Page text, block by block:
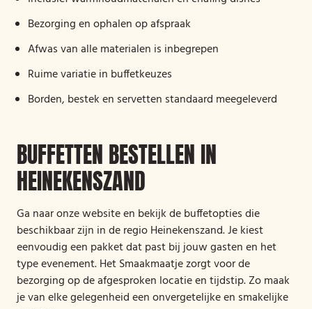
Bezorging en ophalen op afspraak
Afwas van alle materialen is inbegrepen
Ruime variatie in buffetkeuzes
Borden, bestek en servetten standaard meegeleverd
BUFFETTEN BESTELLEN IN
HEINEKENSZAND
Ga naar onze website en bekijk de buffetopties die
beschikbaar zijn in de regio Heinekenszand. Je kiest
eenvoudig een pakket dat past bij jouw gasten en het
type evenement. Het Smaakmaatje zorgt voor de
bezorging op de afgesproken locatie en tijdstip. Zo maak
je van elke gelegenheid een onvergetelijke en smakelijke